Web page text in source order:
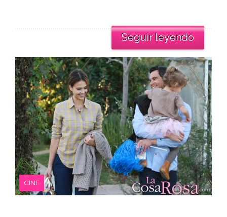
Seguir leyendo
CINE